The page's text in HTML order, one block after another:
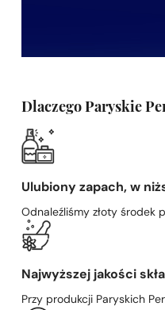
Dlaczego Paryskie
Ulubiony zapach, w
Odnaleźliśmy złoty środek
Najwyższej jakości
Przy produkcji Paryskich